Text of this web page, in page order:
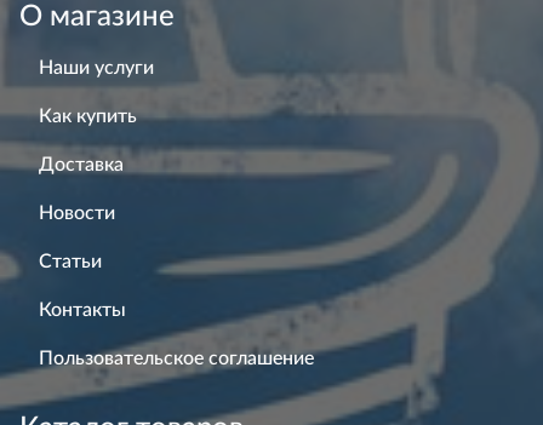
О магазине
Наши услуги
Как купить
Доставка
Новости
Статьи
Контакты
Пользовательское соглашение